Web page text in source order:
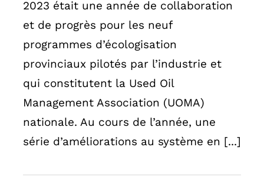
2023 était une année de collaboration
et de progrès pour les neuf
programmes d’écologisation
provinciaux pilotés par l’industrie et
qui constitutent la Used Oil
Management Association (UOMA)
nationale. Au cours de l’année, une
série d’améliorations au système en [...]